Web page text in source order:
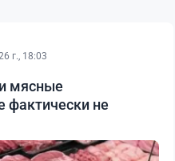
г., 18:03
мясные
фактически не